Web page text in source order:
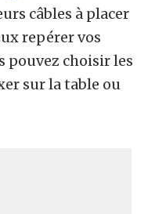
câbles à placer
repérer vos
pouvez choisir les
sur la table ou